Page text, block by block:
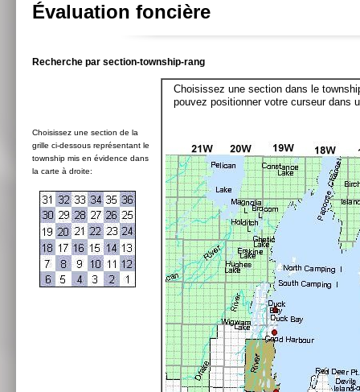
Évaluation foncière
Recherche par section-township-rang
Choisissez une section de la
grille ci-dessous représentant le
township mis en évidence dans
la carte à droite:
Choisissez une section dans le
pouvez positionner votre curseur dans